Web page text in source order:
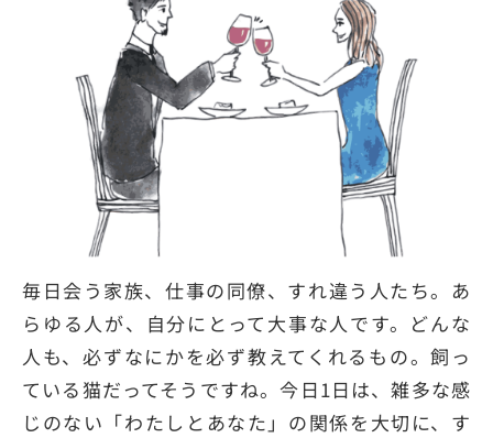
毎日会う家族、仕事の同僚、すれ違う人たち。あ
らゆる人が、自分にとって大事な人です。どんな
人も、必ずなにかを必ず教えてくれるもの。飼っ
ている猫だってそうですね。今日1日は、雑多な感
じのない「わたしとあなた」の関係を大切に、す